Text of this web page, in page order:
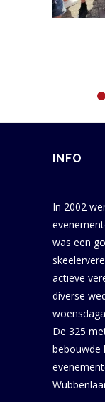
INFO
In 2002
was een
actieve
diverse
De 325
bebouwde